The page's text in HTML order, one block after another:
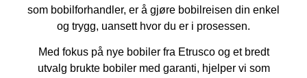
som bobilforhandler, er å gjøre bobilreisen din enkel
og trygg, uansett hvor du er i prosessen.
Med fokus på nye bobiler fra Etrusco og et bredt
utvalg brukte bobiler med garanti, hjelper vi som